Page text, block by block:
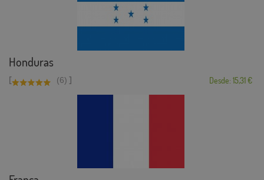
Honduras
[ (6) ] Desde: 15,31 €